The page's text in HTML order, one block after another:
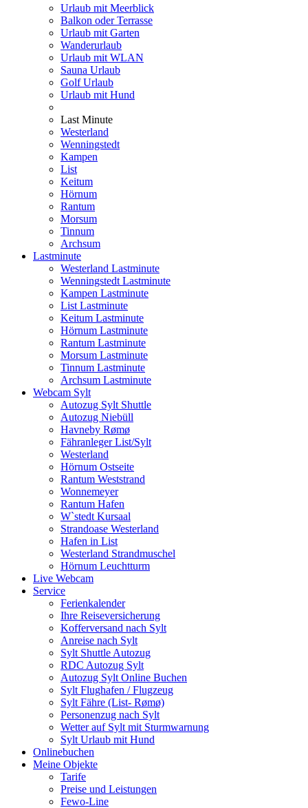
Urlaub mit Meerblick
Balkon oder Terrasse
Urlaub mit Garten
Wanderurlaub
Urlaub mit WLAN
Sauna Urlaub
Golf Urlaub
Urlaub mit Hund
Last Minute
Westerland
Wenningstedt
Kampen
List
Keitum
Hörnum
Rantum
Morsum
Tinnum
Archsum
Lastminute
Westerland Lastminute
Wenningstedt Lastminute
Kampen Lastminute
List Lastminute
Keitum Lastminute
Hörnum Lastminute
Rantum Lastminute
Morsum Lastminute
Tinnum Lastminute
Archsum Lastminute
Webcam Sylt
Autozug Sylt Shuttle
Autozug Niebüll
Havneby Rømø
Fähranleger List/Sylt
Westerland
Hörnum Ostseite
Rantum Weststrand
Wonnemeyer
Rantum Hafen
W`stedt Kursaal
Strandoase Westerland
Hafen in List
Westerland Strandmuschel
Hörnum Leuchtturm
Live Webcam
Service
Ferienkalender
Ihre Reiseversicherung
Kofferversand nach Sylt
Anreise nach Sylt
Sylt Shuttle Autozug
RDC Autozug Sylt
Autozug Sylt Online Buchen
Sylt Flughafen / Flugzeug
Sylt Fähre (List- Rømø)
Personenzug nach Sylt
Wetter auf Sylt mit Sturmwarnung
Sylt Urlaub mit Hund
Onlinebuchen
Meine Objekte
Tarife
Preise und Leistungen
Fewo-Line